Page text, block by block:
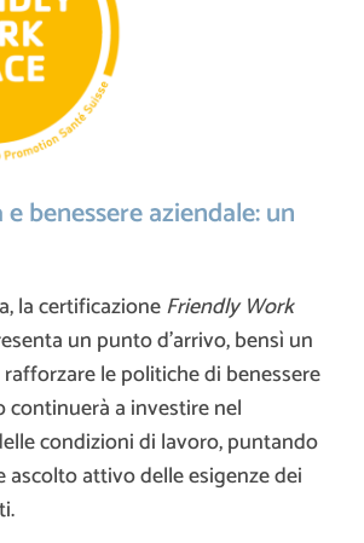
benessere aziendale: un
la certificazioneFriendly Work
un punto d’arrivo, bensì un
le politiche di benessere
continuerà a investire nel
condizioni di lavoro, puntando
ascolto attivo delle esigenze dei